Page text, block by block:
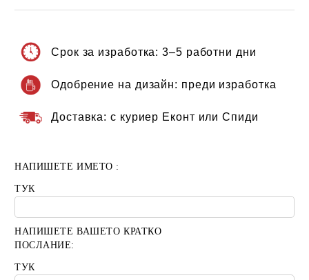
Срок за изработка: 3–5 работни дни
Одобрение на дизайн: преди изработка
Доставка: с куриер Еконт или Спиди
НАПИШЕТЕ ИМЕТО :
ТУК
НАПИШЕТЕ ВАШЕТО КРАТКО
ПОСЛАНИЕ:
ТУК